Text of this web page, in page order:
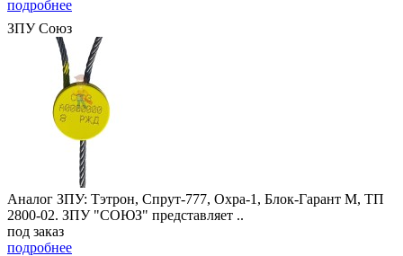
подробнее
ЗПУ Союз
Аналог ЗПУ: Тэтрон, Спрут-777, Охра-1, Блок-Гарант М, ТП
2800-02. ЗПУ "СОЮЗ" представляет ..
под заказ
подробнее